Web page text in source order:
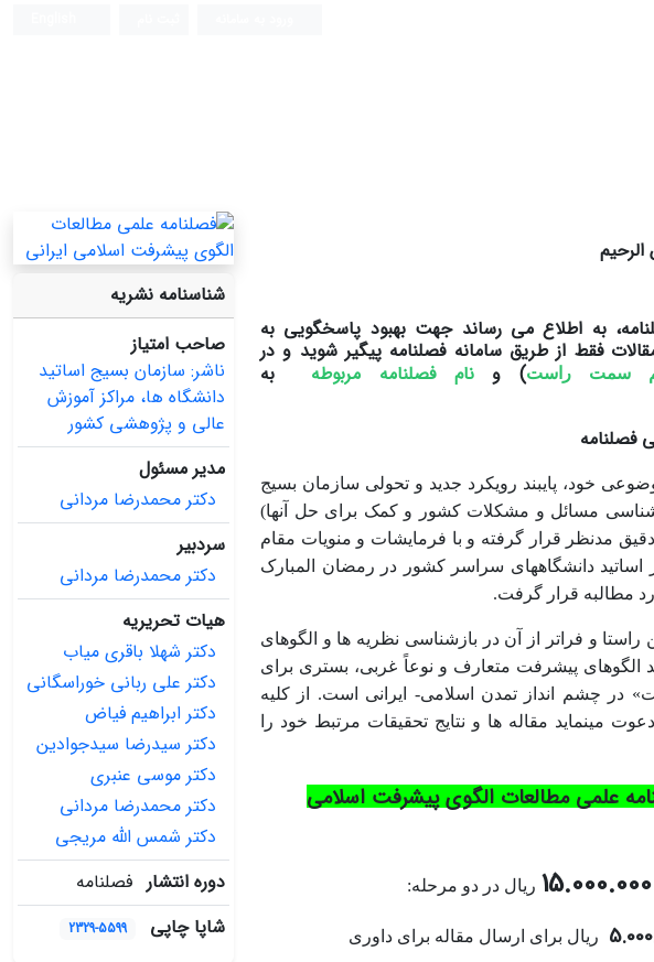
الرحیم
به اطلاع می رساند جهت بهبود پاسخگویی به
فقط از طریق سامانه فصلنامه پیگیر شوید و در
سمت راست) ونام فصلنامه مربوطه
به
فصلنامه
خود، پای­بند رویکرد جدید و تحولی سازمان بسیج
مسائل و مشکلات کشور و کمک برای حل آنها)
مطالعاتی طولانی و دقیق مدنظر قرار گرفته و با فرمایشات و منویات مقام
اساتید دانشگاه­های سراسر کشور در رمضان­ المبارک
راستا و فراتر از آن در بازشناسی نظریه­ ها و الگوهای
الگوهای پیشرفت متعارف و نوعاً غربی، بستری برای
در چشم انداز تمدن اسلامی- ایرانی است. از کلیه
می­نماید مقاله­ ها و نتایج تحقیقات مرتبط خود را
علمی مطالعات الگوی پیشرفت اسلامی
15.000.000 ریال در دو مرحله:
ریال برای ارسال مقاله برای داوری
شناسنامه نشریه
صاحب امتیاز
ناشر: سازمان بسیج اساتید
دانشگاه ها، مراکز آموزش
عالی و پژوهشی کشور
مدیر مسئول
دکتر محمدرضا مردانی
سردبیر
دکتر محمدرضا مردانی
هیات تحریریه
دکتر شهلا باقری میاب
دکتر علی ربانی خوراسگانی
دکتر ابراهیم فیاض
دکتر سیدرضا سیدجوادین
دکتر موسی عنبری
دکتر محمدرضا مردانی
دکتر شمس الله مریجی
دوره انتشار فصلنامه
شاپا چاپی
2329-5599